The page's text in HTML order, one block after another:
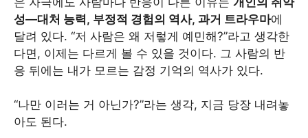
성—대처 능력, 부정적 경험의 역사, 과거 트라우마에
달려 있다. “저 사람은 왜 저렇게 예민해?”라고 생각한
다면, 이제는 다르게 볼 수 있을 것이다. 그 사람의 반
응 뒤에는 내가 모르는 감정 기억의 역사가 있다.
“나만 이러는 거 아닌가?”라는 생각, 지금 당장 내려놓
아도 된다.